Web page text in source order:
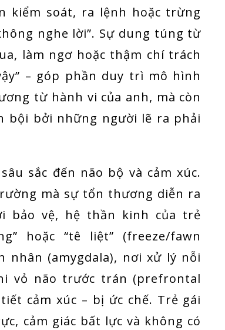
kiểm soát, ra lệnh hoặc trừng
nghe lời”. Sự dung túng từ
làm ngơ hoặc thậm chí trách
– góp phần duy trì mô hình
từ hành vi của anh, mà còn
bội bởi những người lẽ ra phải
sắc đến não bộ và cảm xúc.
mà sự tổn thương diễn ra
bảo vệ, hệ thần kinh của trẻ
hoặc “tê liệt” (freeze/fawn
nhân (amygdala), nơi xử lý nỗi
vỏ não trước trán (prefrontal
cảm xúc – bị ức chế. Trẻ gái
cảm giác bất lực và không có